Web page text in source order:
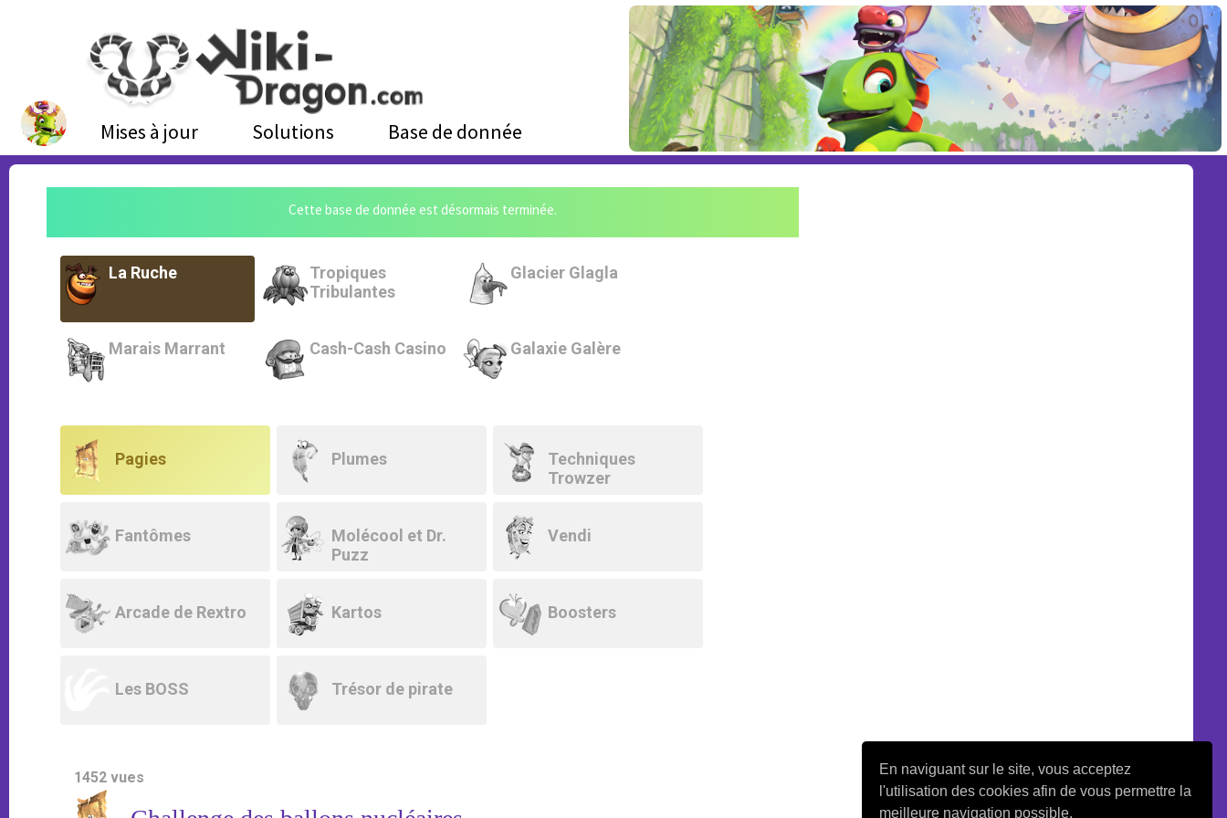
En naviguant sur le site, vous acceptez
l'utilisation des cookies afin de vous permettre la
meilleure navigation possible.
Mises à jour Solutions Base de donnée
Cette base de donnée est désormais terminée.
La Ruche
Tropiques
Tribulantes
Glacier Glagla
Marais Marrant Cash-Cash Casino Galaxie Galère
Pagies Plumes
Techniques
Trowzer
Fantômes
Molécool et Dr.
Puzz
Vendi
Arcade de Rextro Kartos Boosters
Les BOSS Trésor de pirate
1452 vues